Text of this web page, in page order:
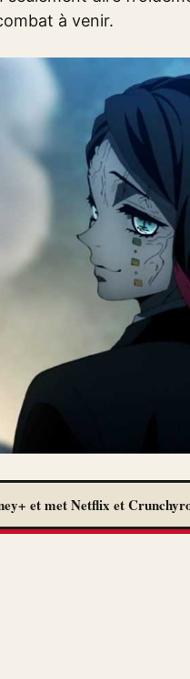
à venir.
et met Netflix et